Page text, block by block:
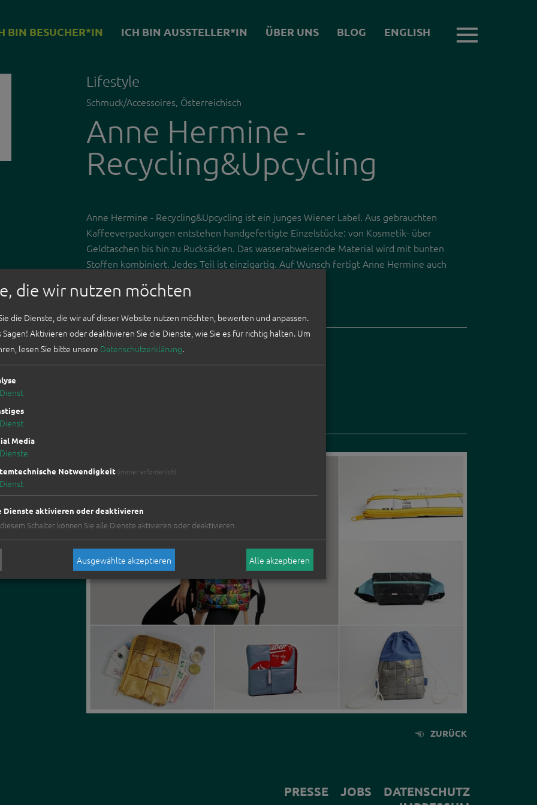
ICH BIN AUSSTELLER*IN
NEWSLETTER FÜR
UNTERNEHMEN
WORKSHOPS
ÜBER UNS
UNSERE
PRÜFKRITERIEN
ORGANISATIONEN
SPONSOR*INNEN
PRESSE
US
BIN BESUCHER*IN ICH BIN AUSSTELLER*IN ÜBER UNS BLOG ENGLISH
Lifestyle
Schmuck/Accessoires, Österreichisch
Anne Hermine -
Recycling&Upcycling
Anne Hermine - Recycling&Upcycling ist ein junges Wiener Label. Aus gebrauchten
Kaffeeverpackungen entstehen handgefertigte Einzelstücke: von Kosmetik- über
Geldtaschen bis hin zu Rucksäcken. Das wasserabweisende Material wird mit bunten
Stoffen kombiniert. Jedes Teil ist einzigartig. Auf Wunsch fertigt Anne Hermine auch
ANNE HERMINE - RECYCLING&UPCYCLING
ZURÜCK
PRESSE JOBS
DATENSCHUTZ
die wir nutzen möchten
die Dienste, die wir auf dieser Website nutzen möchten, bewerten und anpassen.
Sagen! Aktivieren oder deaktivieren Sie die Dienste, wie Sie es für richtig halten. Um
lesen Sie bitte unsere Datenschutzerklärung.
Dienst
Dienst
Media
Dienste
Notwendigkeit(immer erforderlich)
Dienst
Dienste aktivieren oder deaktivieren
Schalter können Sie alle Dienste aktivieren oder deaktivieren.
Ausgewählte akzeptieren Alle akzeptieren